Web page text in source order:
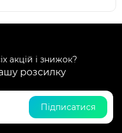
акцій і знижок?
розсилку
Підписатися